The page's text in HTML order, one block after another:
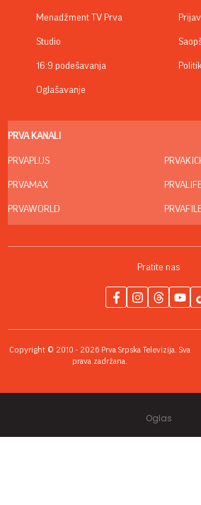
Menadžment TV Prva
Studio
16:9 podešavanja
Oglašavanje
PRVA KANALI
PRVAPLUS
PRVAMAX
PRVAWORLD
Pratite nas
Copyright © 2010 - 2026 Prva Srpska Televizija. Sva
prava zadržana.